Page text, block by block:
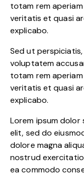
totam rem
veritatis et quasi
explicabo.
Sed ut
voluptatem
totam rem
veritatis et quasi
explicabo.
Lorem ipsum
elit, sed do
dolore magna
nostrud
ea commodo